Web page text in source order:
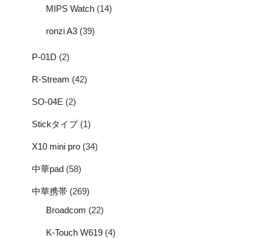
MIPS Watch (14)
ronzi A3 (39)
P-01D (2)
R-Stream (42)
SO-04E (2)
Stickタイプ(1)
X10 mini pro (34)
中華pad (58)
中華携帯 (269)
Broadcom (22)
K-Touch W619 (4)